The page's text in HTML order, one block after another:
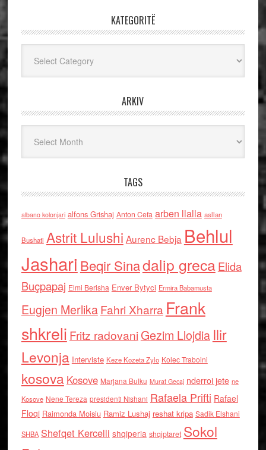
KATEGORITË
ARKIV
TAGS
albano kolonjari alfons Grishaj Anton Cefa arben llalla asllan
Bushati Astrit Lulushi Aurenc Bebja Behlul
Jashari Beqir Sinadalip grecaElida
Buçpapaj Elmi Berisha Enver Bytyci Ermira Babamusta
Eugjen MerlikaFahri Xharra Frank
shkreli Fritz radovaniGezim Llojdia Ilir
Levonja Interviste Keze Kozeta Zylo Kolec Traboini
kosova Kosove Marjana Bulku Murat Gecaj nderroi jete ne
Kosove Nene Tereza presidenti Nishani Rafaela Prifti Rafael
Floqi Raimonda Moisiu Ramiz Lushaj reshat kripa Sadik Elshani
SHBA Shefqet Kercelli shqiperia shqiptaret Sokol